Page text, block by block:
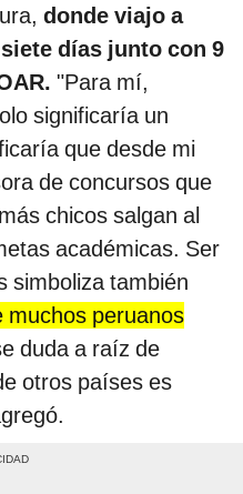
donde viajo a
días junto con 9
"Para mí,
significaría un
que desde mi
de concursos que
chicos salgan al
académicas. Ser
simboliza también
muchos peruanos
duda a raíz de
otros países es